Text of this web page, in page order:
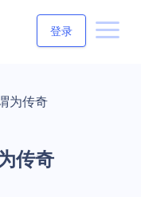
登录
为传奇
传奇